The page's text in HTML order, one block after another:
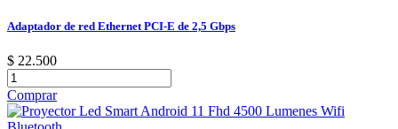
Adaptador de red Ethernet PCI-E de 2,5 Gbps
$ 22.500
Comprar